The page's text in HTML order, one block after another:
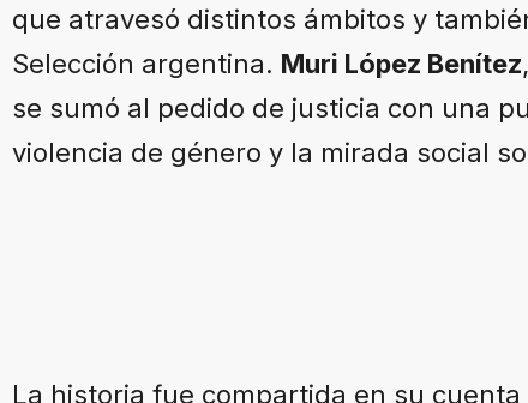
que atravesó distintos ámbitos y
Selección argentina. Muri López Benítez
se sumó al pedido de justicia con una
violencia de género y la mirada social
La historia fue compartida en su